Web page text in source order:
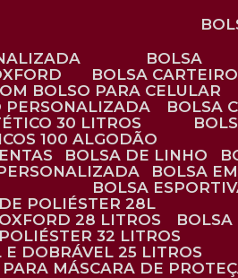
BOLSA
BOLSA
BOLSO PARA CELULAR
PERSONALIZADA
BOLSA
30 LITROS
100 ALGODÃO
BOLSA DE LINHO
BOLSA
BOLSA
POLIÉSTER 28L
28 LITROS
32 LITROS
E DOBRÁVEL 25 LITROS
PARA MÁSCARA DE